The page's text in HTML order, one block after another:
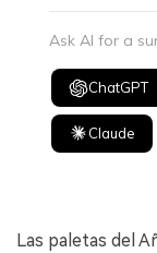
Ask AI for a
ChatGPT
Claude
Las paletas del